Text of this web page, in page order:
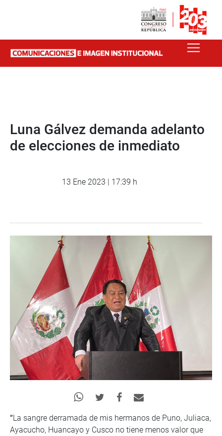
Luna Gálvez demanda adelanto
de elecciones de inmediato
13 Ene 2023 | 17:39 h
“La sangre derramada de mis hermanos de Puno, Juliaca,
Ayacucho, Huancayo y Cusco no tiene menos valor que